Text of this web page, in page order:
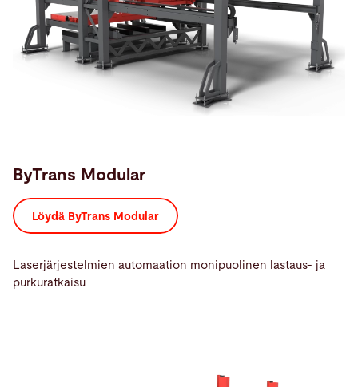
ByTrans Modular
Löydä ByTrans Modular
Laserjärjestelmien automaation monipuolinen lastaus- ja
purkuratkaisu